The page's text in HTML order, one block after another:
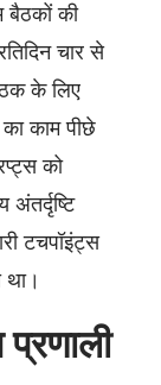
की
चार से
के लिए
काम पीछे
को
टचपॉइंट्स
था।